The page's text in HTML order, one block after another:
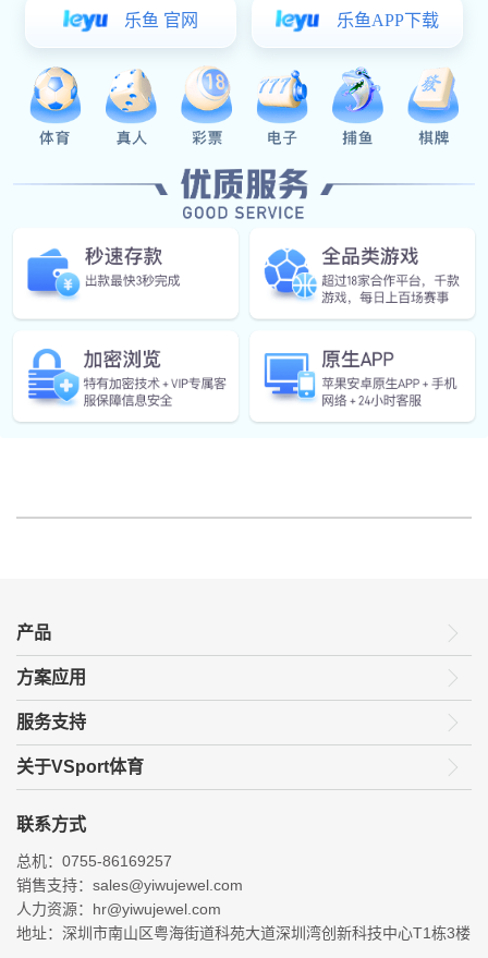
公司邮箱
样品申请
产品概述
产品概述 收藏
CSC2E101(E2101)
CSC2E101是一款高度集成的、可灵活配置嵌入式控制器
机主板上的核心芯片，用于管理上述设备的开机/关机、休眠/
唤醒、低功耗、安全等，管理主板上串口、鼠标/键盘、
PD/TYPE-C、电压/温度监控等慢速设备，充当CPU和慢速设
备之间的桥梁。
详细信息，请联系VSport体育销售获取。
联系方式
总机：0755-86169257
销售支持：sales@yiwujewel.com
人力资源：hr@yiwujewel.com
地址：深圳市南山区粤海街道科苑大道深圳湾创新科技中心T1栋3楼
产品
方案应用
服务支持
关于VSport体育